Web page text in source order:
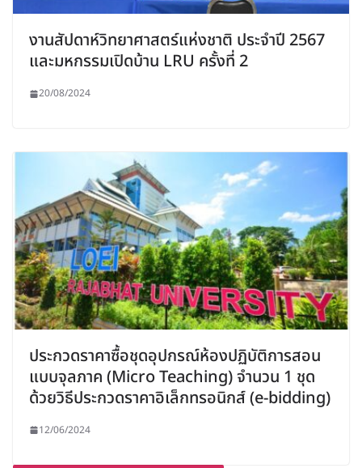
งานสัปดาห์วิทยาศาสตร์แห่งชาติ ประจำปี 2567
และมหกรรมเปิดบ้าน LRU ครั้งที่ 2
20/08/2024
ประกวดราคาซื้อชุดอุปกรณ์ห้องปฏิบัติการสอน
แบบจุลภาค (Micro Teaching) จำนวน 1 ชุด
ด้วยวิธีประกวดราคาอิเล็กทรอนิกส์ (e-bidding)
12/06/2024